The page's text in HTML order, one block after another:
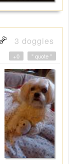
3 doggies
" quote "
+0